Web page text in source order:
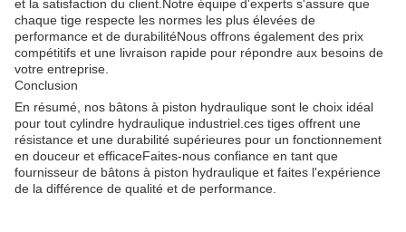
et la satisfaction du client.Notre équipe d'experts s'assure que
chaque tige respecte les normes les plus élevées de
performance et de durabilitéNous offrons également des prix
compétitifs et une livraison rapide pour répondre aux besoins de
votre entreprise.
Conclusion
En résumé, nos bâtons à piston hydraulique sont le choix idéal
pour tout cylindre hydraulique industriel.ces tiges offrent une
résistance et une durabilité supérieures pour un fonctionnement
en douceur et efficaceFaites-nous confiance en tant que
fournisseur de bâtons à piston hydraulique et faites l'expérience
de la différence de qualité et de performance.